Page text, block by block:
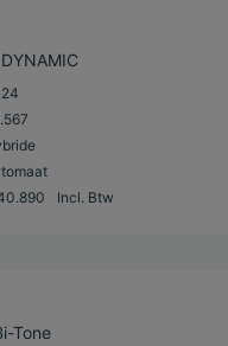
Incl. Btw
Tone